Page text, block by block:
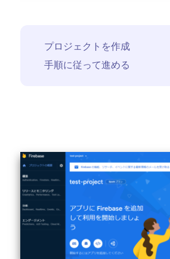
プロジェクトを作成
手順に従って進める